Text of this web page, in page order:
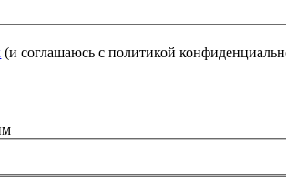
(и соглашаюсь с политикой